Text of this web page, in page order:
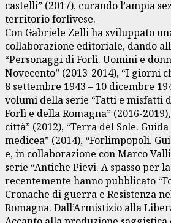
castelli” (2017), curando l’ampia
territorio forlivese.
Con Gabriele Zelli ha sviluppato
collaborazione editoriale, dando
“Personaggi di Forlì. Uomini e
Novecento” (2013-2014), “I giorni
8 settembre 1943 – 10 dicembre
volumi della serie “Fatti e misfatti
Forlì e della Romagna” (2016-
città” (2012), “Terra del Sole.
medicea” (2014), “Forlimpopoli.
e, in collaborazione con Marco
serie “Antiche Pievi. A spasso per
recentemente hanno pubblicato
Cronache di guerra e Resistenza
Romagna. Dall’Armistizio alla